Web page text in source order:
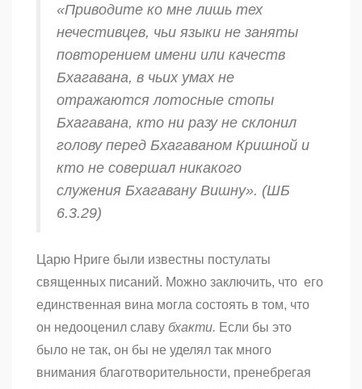
«Приводите ко мне лишь тех
нечестивцев, чьи языки не заняты
повторением имени или качеств
Бхагавана, в чьих умах не
отражаются лотосные стопы
Бхагавана, кто ни разу не склонил
голову перед Бхагаваном Кришной и
кто не совершал никакого
служения Бхагавану Вишну». (ШБ
6.3.29)
Царю Нриге были известны постулаты
священных писаний. Можно заключить, что его
единственная вина могла состоять в том, что
он недооценил славу бхакти. Если бы это
было не так, он бы не уделял так много
внимания благотворительности, пренебрегая